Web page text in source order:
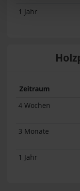
1 Jahr
Zeitraum
4 Wochen
3 Monate
1 Jahr